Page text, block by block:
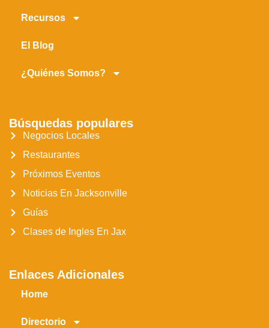
Recursos
El Blog
¿Quiénes Somos?
Búsquedas populares
Negocios Locales
Restaurantes
Próximos Eventos
Noticias En Jacksonville
Guías
Clases de Ingles En Jax
Enlaces Adicionales
Home
Directorio